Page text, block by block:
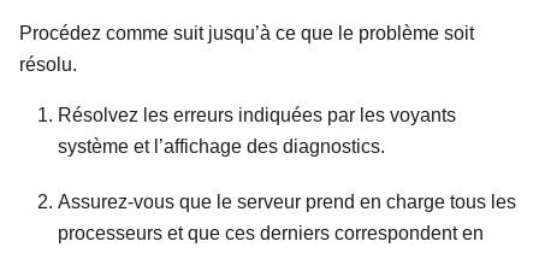
Procédez comme suit jusqu’à ce que le problème soit
résolu.
Résolvez les erreurs indiquées par les voyants
système et l’affichage des diagnostics.
Assurez-vous que le serveur prend en charge tous les
processeurs et que ces derniers correspondent en